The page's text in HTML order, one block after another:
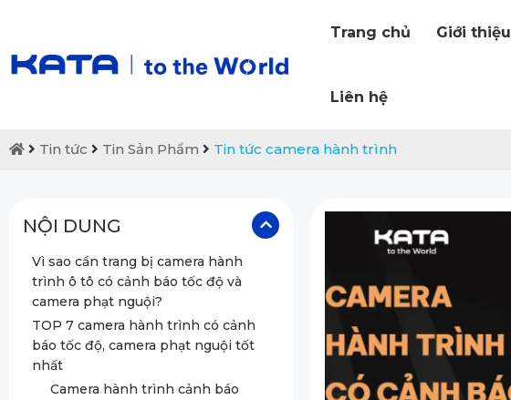
Trang chủ Giới thiệu
Liên hệ
Tin tức Tin Sản Phẩm Tin tức camera hành trình
NỘI DUNG
Vì sao cần trang bị camera hành
trình ô tô có cảnh báo tốc độ và
camera phạt nguội?
TOP 7 camera hành trình có cảnh
báo tốc độ, camera phạt nguội tốt
nhất
Camera hành trình cảnh báo